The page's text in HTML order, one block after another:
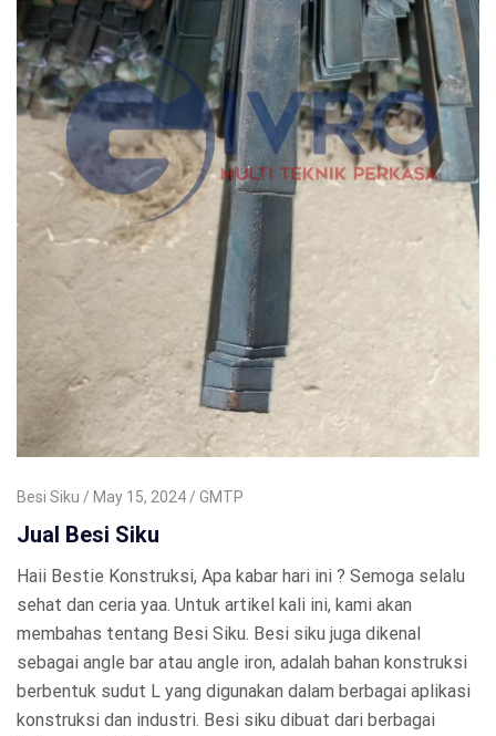
Besi Siku May 15, 2024 GMTP
Jual Besi Siku
Haii Bestie Konstruksi, Apa kabar hari ini ? Semoga selalu
sehat dan ceria yaa. Untuk artikel kali ini, kami akan
membahas tentang Besi Siku. Besi siku juga dikenal
sebagai angle bar atau angle iron, adalah bahan konstruksi
berbentuk sudut L yang digunakan dalam berbagai aplikasi
konstruksi dan industri. Besi siku dibuat dari berbagai